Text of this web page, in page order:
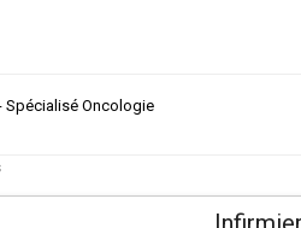
Spécialisé Oncologie